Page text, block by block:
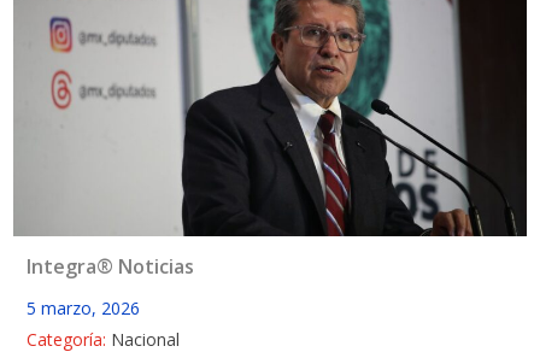
Integra® Noticias
5 marzo, 2026
Categoría: Nacional